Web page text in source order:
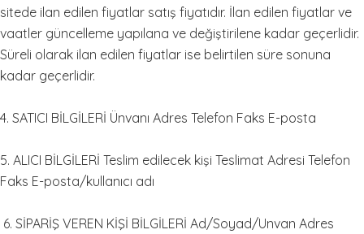
sitede ilan edilen fiyatlar satış fiyatıdır. İlan edilen fiyatlar ve
vaatler güncelleme yapılana ve değiştirilene kadar geçerlidir.
Süreli olarak ilan edilen fiyatlar ise belirtilen süre sonuna
kadar geçerlidir.
4. SATICI BİLGİLERİ Ünvanı Adres Telefon Faks E-posta
5. ALICI BİLGİLERİ Teslim edilecek kişi Teslimat Adresi Telefon
Faks E-posta/kullanıcı adı
6. SİPARİŞ VEREN KİŞİ BİLGİLERİ Ad/Soyad/Unvan Adres